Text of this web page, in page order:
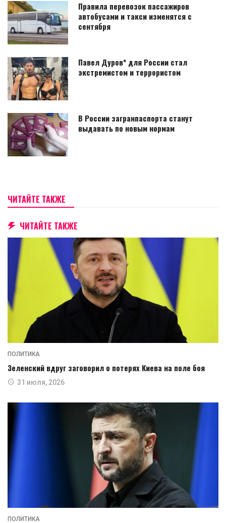
Правила перевозок пассажиров
автобусами и такси изменятся с
сентября
Павел Дуров* для России стал
экстремистом и террористом
В России загранпаспорта станут
выдавать по новым нормам
ЧИТАЙТЕ ТАКЖЕ
ЧИТАЙТЕ ТАКЖЕ
ПОЛИТИКА
Зеленский вдруг заговорил о потерях Киева на поле боя
31 июля, 2026
ПОЛИТИКА